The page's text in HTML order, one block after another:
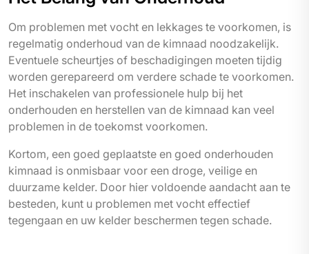
Om problemen met vocht en lekkages te voorkomen, is
regelmatig onderhoud van de kimnaad noodzakelijk.
Eventuele scheurtjes of beschadigingen moeten tijdig
worden gerepareerd om verdere schade te voorkomen.
Het inschakelen van professionele hulp bij het
onderhouden en herstellen van de kimnaad kan veel
problemen in de toekomst voorkomen.
Kortom, een goed geplaatste en goed onderhouden
kimnaad is onmisbaar voor een droge, veilige en
duurzame kelder. Door hier voldoende aandacht aan te
besteden, kunt u problemen met vocht effectief
tegengaan en uw kelder beschermen tegen schade.